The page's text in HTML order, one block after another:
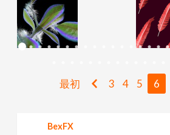
N
最初 3 4 5 6
BexFX